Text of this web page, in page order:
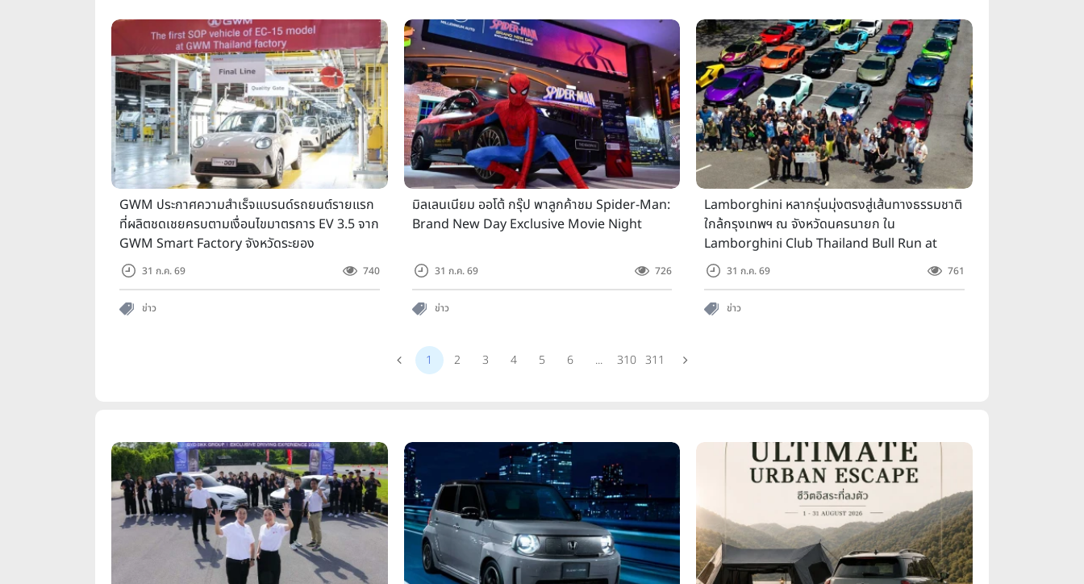
GWM ประกาศความสำเร็จแบรนด์รถยนต์รายแรก
ที่ผลิตชดเชยครบตามเงื่อนไขมาตรการ EV 3.5 จาก
GWM Smart Factory จังหวัดระยอง
31 ก.ค. 69 740
ข่าว
มิลเลนเนียม ออโต้ กรุ๊ป พาลูกค้าชม Spider-Man:
Brand New Day Exclusive Movie Night
31 ก.ค. 69 726
ข่าว
Lamborghini หลากรุ่นมุ่งตรงสู่เส้นทางธรรมชาติ
ใกล้กรุงเทพฯ ณ จังหวัดนครนายก ใน
Lamborghini Club Thailand Bull Run at
Nakhon Nayok
31 ก.ค. 69 761
ข่าว
1 2 3 4 5 6 ... 310 311